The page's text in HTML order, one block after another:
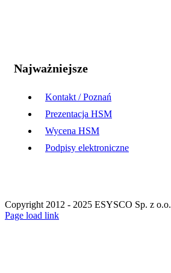
Najważniejsze
Kontakt / Poznań
Prezentacja HSM
Wycena HSM
Podpisy elektroniczne
Copyright 2012 - 2025 ESYSCO Sp. z o.o.
Facebook
X
Instagram
Pinterest
Page load link